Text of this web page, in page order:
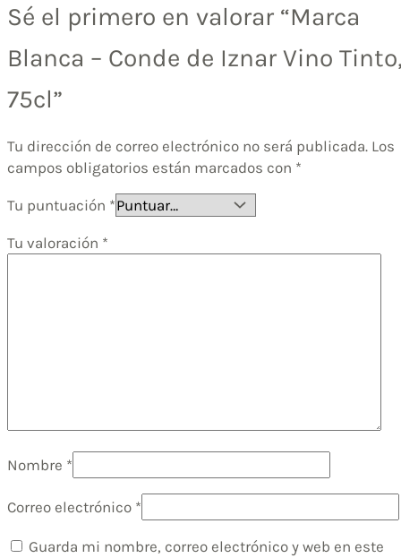
Sé el primero en valorar “Marca
Blanca – Conde de Iznar Vino
75cl”
Tu dirección de correo electrónico no será publicada. Los
campos obligatorios están marcados con *
Tu puntuación *
Tu valoración *
Nombre *
Correo electrónico *
Guarda mi nombre, correo electrónico y web en este